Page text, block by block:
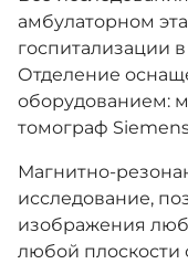
амбулаторном
госпитализации
Отделение
оборудованием:
томограф Siemens
Магнитно-
исследование,
изображения
любой плоскости